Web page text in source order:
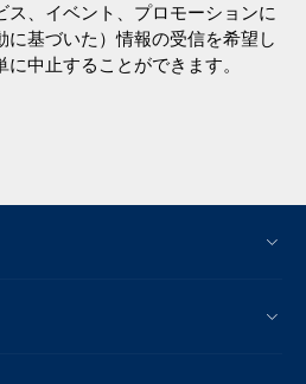
ス、イベント、プロモーションに
に基づいた）情報の受信を希望し
中止することができます。